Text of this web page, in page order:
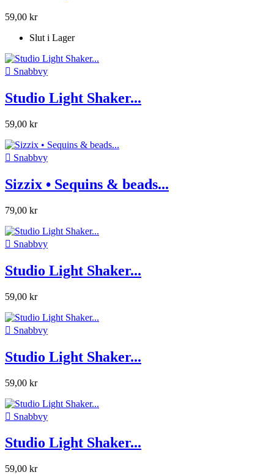
59,00 kr
Slut i Lager
 Snabbvy
Studio Light Shaker...
59,00 kr
 Snabbvy
Sizzix • Sequins & beads...
79,00 kr
 Snabbvy
Studio Light Shaker...
59,00 kr
 Snabbvy
Studio Light Shaker...
59,00 kr
 Snabbvy
Studio Light Shaker...
59,00 kr